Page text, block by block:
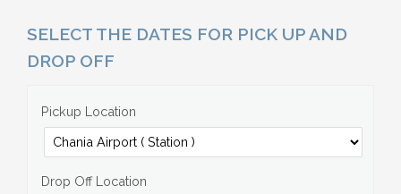
SELECT THE DATES FOR PICK UP AND
DROP OFF
Pickup Location
Drop Off Location